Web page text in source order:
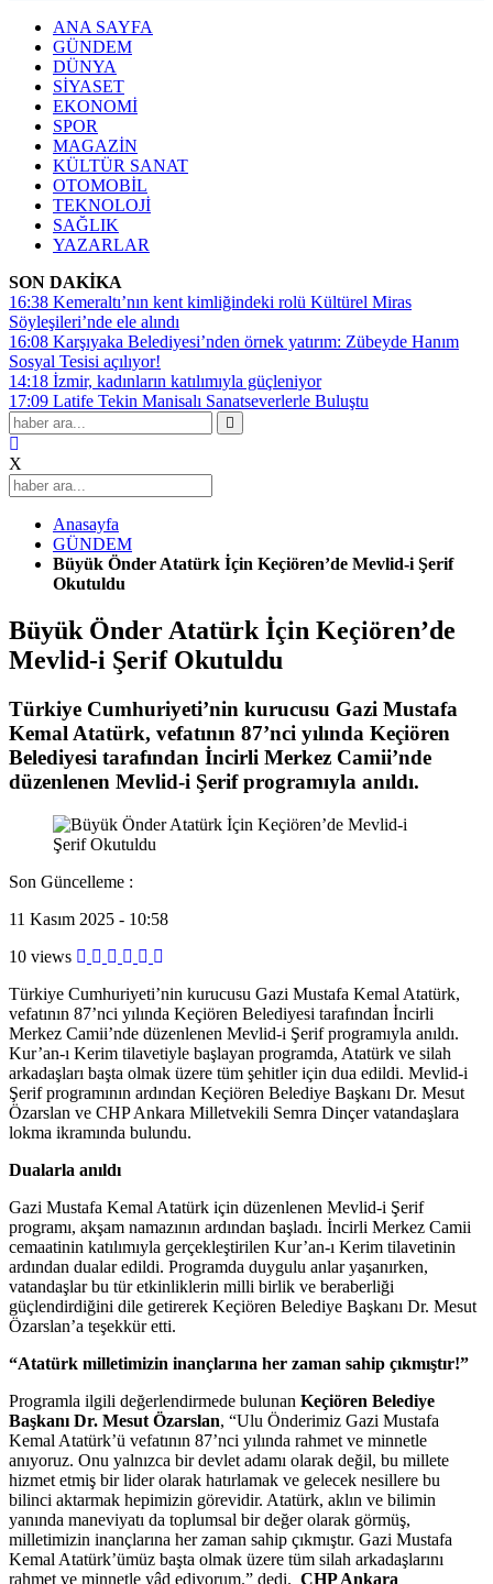
ANA SAYFA
GÜNDEM
DÜNYA
SİYASET
EKONOMİ
SPOR
MAGAZİN
KÜLTÜR SANAT
OTOMOBİL
TEKNOLOJİ
SAĞLIK
YAZARLAR
SON DAKİKA
16:38 Kemeraltı’nın kent kimliğindeki rolü Kültürel Miras
Söyleşileri’nde ele alındı
16:08 Karşıyaka Belediyesi’nden örnek yatırım: Zübeyde Hanım
Sosyal Tesisi açılıyor!
14:18 İzmir, kadınların katılımıyla güçleniyor
17:09 Latife Tekin Manisalı Sanatseverlerle Buluştu
X
Anasayfa
GÜNDEM
Büyük Önder Atatürk İçin Keçiören’de Mevlid-i Şerif
Okutuldu
Büyük Önder Atatürk İçin Keçiören’de
Mevlid-i Şerif Okutuldu
Türkiye Cumhuriyeti’nin kurucusu Gazi Mustafa
Kemal Atatürk, vefatının 87’nci yılında Keçiören
Belediyesi tarafından İncirli Merkez Camii’nde
düzenlenen Mevlid-i Şerif programıyla anıldı.
Son Güncelleme :
11 Kasım 2025 - 10:58
10 views
Türkiye Cumhuriyeti’nin kurucusu Gazi Mustafa Kemal Atatürk,
vefatının 87’nci yılında Keçiören Belediyesi tarafından İncirli
Merkez Camii’nde düzenlenen Mevlid-i Şerif programıyla anıldı.
Kur’an-ı Kerim tilavetiyle başlayan programda, Atatürk ve silah
arkadaşları başta olmak üzere tüm şehitler için dua edildi. Mevlid-i
Şerif programının ardından Keçiören Belediye Başkanı Dr. Mesut
Özarslan ve CHP Ankara Milletvekili Semra Dinçer vatandaşlara
lokma ikramında bulundu.
Dualarla anıldı
Gazi Mustafa Kemal Atatürk için düzenlenen Mevlid-i Şerif
programı, akşam namazının ardından başladı. İncirli Merkez Camii
cemaatinin katılımıyla gerçekleştirilen Kur’an-ı Kerim tilavetinin
ardından dualar edildi. Programda duygulu anlar yaşanırken,
vatandaşlar bu tür etkinliklerin milli birlik ve beraberliği
güçlendirdiğini dile getirerek Keçiören Belediye Başkanı Dr. Mesut
Özarslan’a teşekkür etti.
“Atatürk milletimizin inançlarına her zaman sahip çıkmıştır!”
Programla ilgili değerlendirmede bulunan Keçiören Belediye
Başkanı Dr. Mesut Özarslan, “Ulu Önderimiz Gazi Mustafa
Kemal Atatürk’ü vefatının 87’nci yılında rahmet ve minnetle
anıyoruz. Onu yalnızca bir devlet adamı olarak değil, bu millete
hizmet etmiş bir lider olarak hatırlamak ve gelecek nesillere bu
bilinci aktarmak hepimizin görevidir. Atatürk, aklın ve bilimin
yanında maneviyatı da toplumsal bir değer olarak görmüş,
milletimizin inançlarına her zaman sahip çıkmıştır. Gazi Mustafa
Kemal Atatürk’ümüz başta olmak üzere tüm silah arkadaşlarını
rahmet ve minnetle yâd ediyorum.” dedi. CHP Ankara